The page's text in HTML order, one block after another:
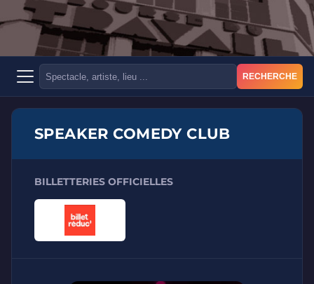
RECHERCHE
SPEAKER COMEDY CLUB
BILLETTERIES OFFICIELLES